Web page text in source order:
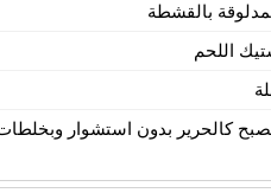
بالقشطة
اللحم
كالحرير بدون استشوار